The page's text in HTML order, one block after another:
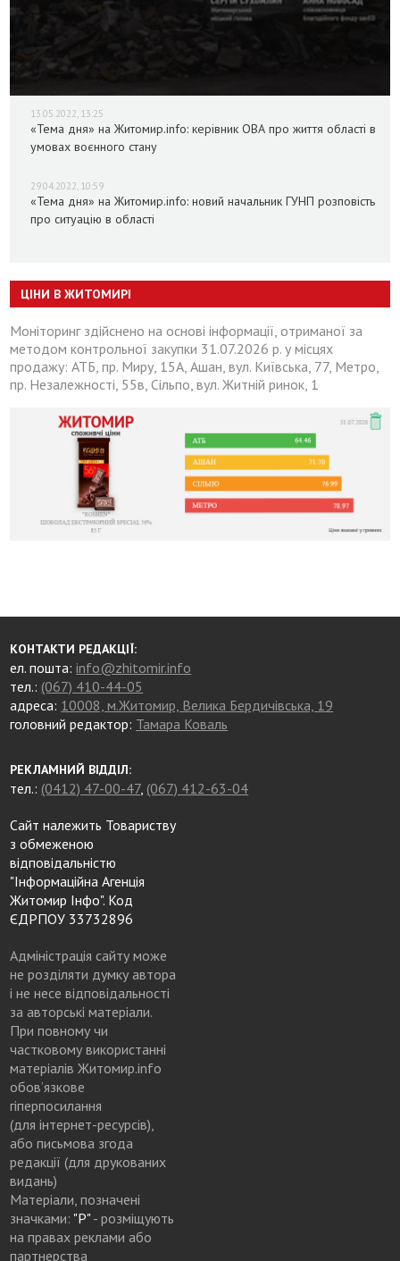
13.05.2022, 13:25
«Тема дня» на Житомир.info: керівник ОВА про життя області в
умовах воєнного стану
29.04.2022, 10:59
«Тема дня» на Житомир.info: новий начальник ГУНП розповість
про ситуацію в області
ЦІНИ В ЖИТОМИРІ
Моніторинг здійснено на основі інформації, отриманої за
методом контрольної закупки 31.07.2026 р. у місцях
продажу: АТБ, пр. Миру, 15А, Ашан, вул. Київська, 77, Метро,
пр. Незалежності, 55в, Сільпо, вул. Житній ринок, 1
КОНТАКТИ РЕДАКЦІЇ:
ел. пошта:info@zhitomir.info
тел.: (067) 410-44-05
адреса: 10008, м.Житомир, Велика Бердичівська, 19
головний редактор: Тамара Коваль
РЕКЛАМНИЙ ВІДДІЛ:
тел.: (0412) 47-00-47, (067) 412-63-04
Сайт належить Товариству
з обмеженою
відповідальністю
"Інформаційна Агенція
Житомир Інфо". Код
ЄДРПОУ 33732896
Адміністрація сайту може
не розділяти думку автора
і не несе відповідальності
за авторські матеріали.
При повному чи
частковому використанні
матеріалів Житомир.info
обов’язкове
гіперпосилання
(для інтернет-ресурсів),
або письмова згода
редакції (для друкованих
видань)
Матеріали, позначені
значками: "Р"- розміщують
на правах реклами або
партнерства